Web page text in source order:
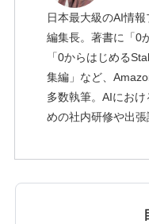
日本最大級のAI情
編集長。著書に「0
「0からはじめる
集編」など、
多数執筆。AIにお
めの社内研修や出張